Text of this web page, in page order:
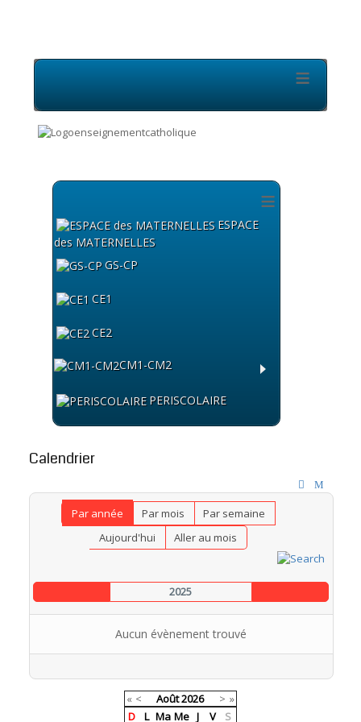
≡
≡
ESPACE
des MATERNELLES
GS-CP
CE1
CE2
CM1-CM2
PERISCOLAIRE
Calendrier
Par année Par mois
Par semaine
Aujourd'hui
Aller au mois
2025
Aucun évènement trouvé
Pagination List Limit
« < Août2026 > »
D
L Ma Me J V S